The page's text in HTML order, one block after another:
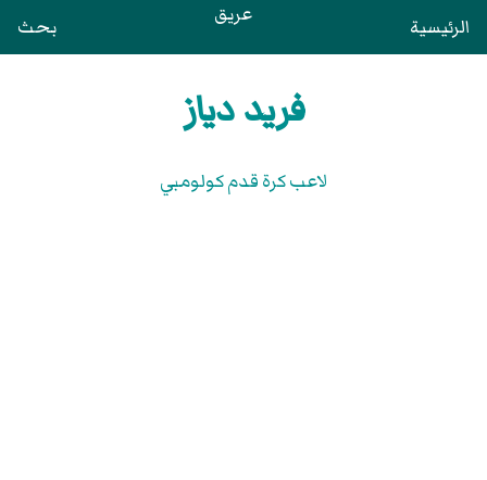
الرئيسية عريق بحث
فريد دياز
لاعب كرة قدم كولومبي